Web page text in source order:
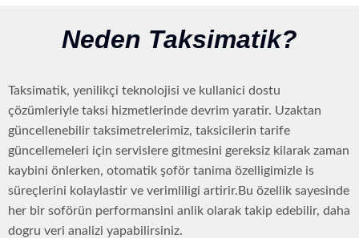
Neden Taksimatik?
Taksimatik, yenilikçi teknolojisi ve kullanici dostu
çözümleriyle taksi hizmetlerinde devrim yaratir. Uzaktan
güncellenebilir taksimetrelerimiz, taksicilerin tarife
güncellemeleri için servislere gitmesini gereksiz kilarak zaman
kaybini önlerken, otomatik şoför tanima özelligimizle is
süreçlerini kolaylastir ve verimliligi artirir.Bu özellik sayesinde
her bir soförün performansini anlik olarak takip edebilir, daha
dogru veri analizi yapabilirsiniz.